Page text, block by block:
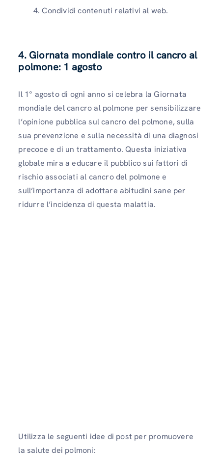
Condividi contenuti relativi al web.
4. Giornata mondiale contro il cancro al
polmone: 1 agosto
Il 1° agosto di ogni anno si celebra la Giornata
mondiale del cancro al polmone per sensibilizzare
l’opinione pubblica sul cancro del polmone, sulla
sua prevenzione e sulla necessità di una diagnosi
precoce e di un trattamento. Questa iniziativa
globale mira a educare il pubblico sui fattori di
rischio associati al cancro del polmone e
sull’importanza di adottare abitudini sane per
ridurre l’incidenza di questa malattia.
Utilizza le seguenti idee di post per promuovere
la salute dei polmoni: